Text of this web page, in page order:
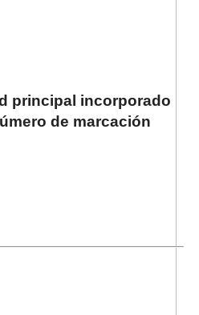
principal incorporado
de marcación